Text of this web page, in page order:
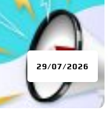
29/07/2026